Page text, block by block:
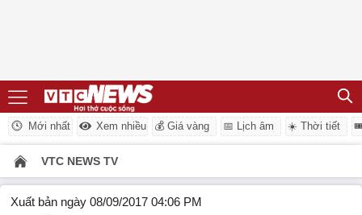
Mới nhất Xem nhiều 💰 Giá vàng 📅 Lịch âm ☀️ Thời tiết
VTC NEWS TV
Xuất bản ngày 08/09/2017 04:06 PM